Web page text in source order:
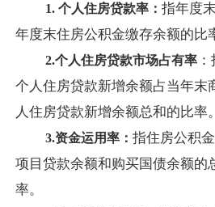
1.个人住房贷款率：指年度
年度末住房公积金缴存余额的比
2.个人住房贷款市场占有率
个人住房贷款新增余额占当年末
人住房贷款新增余额总和的比率。
3.资金运用率：指住房公积
项目贷款余额和购买国债余额的
率。